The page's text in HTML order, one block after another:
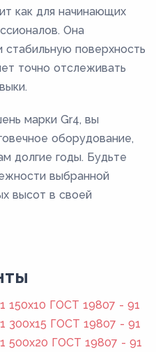
как для начинающих
Она
поверхность
точно отслеживать
марки Gr4, вы
оборудование,
долгие годы. Будьте
выбранной
высот в своей
150x10 ГОСТ 19807 - 91
300x15 ГОСТ 19807 - 91
500x20 ГОСТ 19807 - 91